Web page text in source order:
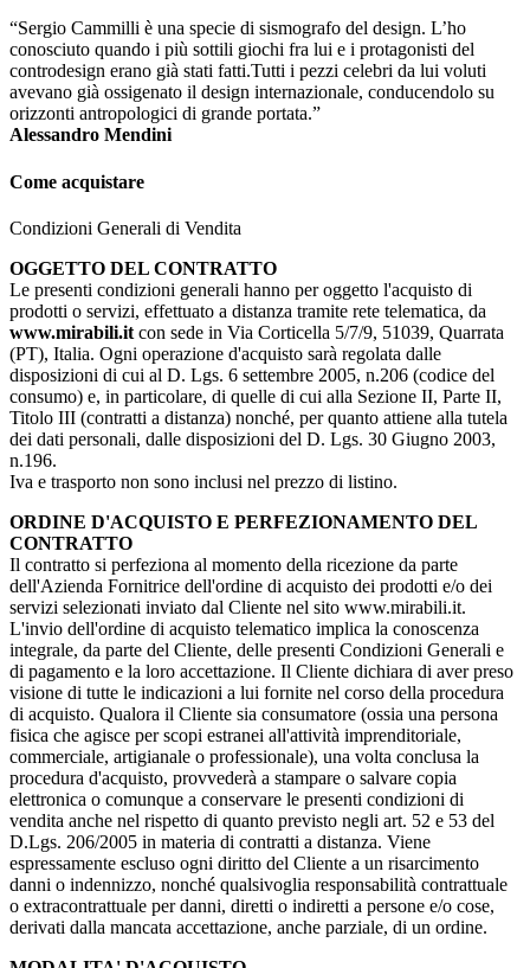
“Sergio Cammilli è una specie di sismografo del design. L’ho
conosciuto quando i più sottili giochi fra lui e i protagonisti del
controdesign erano già stati fatti.Tutti i pezzi celebri da lui voluti
avevano già ossigenato il design internazionale, conducendolo su
orizzonti antropologici di grande portata.”
Alessandro Mendini
Come acquistare
Condizioni Generali di Vendita
OGGETTO DEL CONTRATTO
Le presenti condizioni generali hanno per oggetto l'acquisto di
prodotti o servizi, effettuato a distanza tramite rete telematica, da
www.mirabili.it con sede in Via Corticella 5/7/9, 51039, Quarrata
(PT), Italia. Ogni operazione d'acquisto sarà regolata dalle
disposizioni di cui al D. Lgs. 6 settembre 2005, n.206 (codice del
consumo) e, in particolare, di quelle di cui alla Sezione II, Parte II,
Titolo III (contratti a distanza) nonché, per quanto attiene alla tutela
dei dati personali, dalle disposizioni del D. Lgs. 30 Giugno 2003,
n.196.
Iva e trasporto non sono inclusi nel prezzo di listino.
ORDINE D'ACQUISTO E PERFEZIONAMENTO DEL
CONTRATTO
Il contratto si perfeziona al momento della ricezione da parte
dell'Azienda Fornitrice dell'ordine di acquisto dei prodotti e/o dei
servizi selezionati inviato dal Cliente nel sito www.mirabili.it.
L'invio dell'ordine di acquisto telematico implica la conoscenza
integrale, da parte del Cliente, delle presenti Condizioni Generali e
di pagamento e la loro accettazione. Il Cliente dichiara di aver preso
visione di tutte le indicazioni a lui fornite nel corso della procedura
di acquisto. Qualora il Cliente sia consumatore (ossia una persona
fisica che agisce per scopi estranei all'attività imprenditoriale,
commerciale, artigianale o professionale), una volta conclusa la
procedura d'acquisto, provvederà a stampare o salvare copia
elettronica o comunque a conservare le presenti condizioni di
vendita anche nel rispetto di quanto previsto negli art. 52 e 53 del
D.Lgs. 206/2005 in materia di contratti a distanza. Viene
espressamente escluso ogni diritto del Cliente a un risarcimento
danni o indennizzo, nonché qualsivoglia responsabilità contrattuale
o extracontrattuale per danni, diretti o indiretti a persone e/o cose,
derivati dalla mancata accettazione, anche parziale, di un ordine.